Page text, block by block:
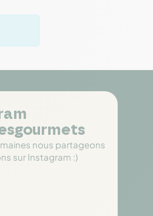
nous partageons
sur Instagram :)